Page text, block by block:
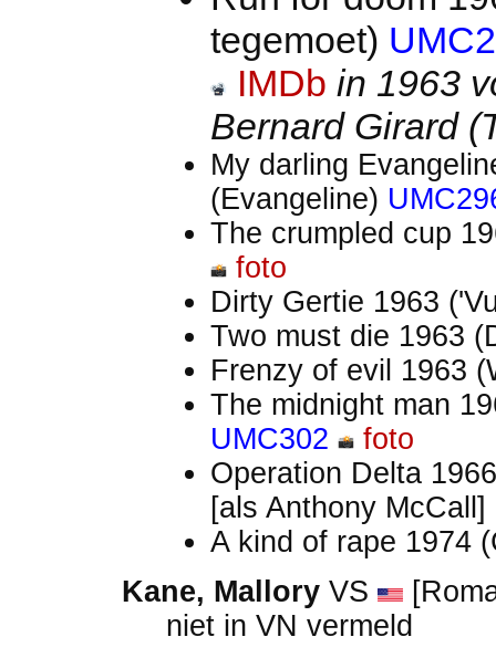
tegemoet)
IMDb in 1963
Bernard Girard
My darling
(Evangeline)
The crumpled cup
foto
Dirty Gertie 1963
Two must die 1963
Frenzy of evil 1963
The midnight man
UMC302
foto
Operation Delta
[als Anthony McCall]
A kind of rape 1974
Kane, Mallory VS
niet in VN vermeld